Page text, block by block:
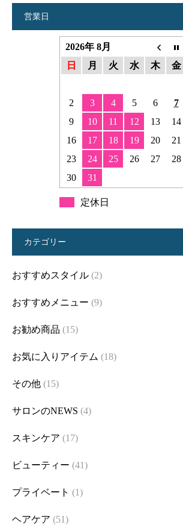
営業日
2026年 8月
日
月 火 水 木 金
2
3 4 5 6 7
9
10 11 12 13 14
16
17 18 19 20 21
23
24 25 26 27 28
30
31
定休日
カテゴリー
おすすめスタイル (2)
おすすめメニュー (9)
お勧め商品 (15)
お気に入りアイテム (18)
その他 (15)
サロンのNEWS (4)
スキンケア (17)
ビューティー (41)
プライベート (1)
ヘアケア (51)